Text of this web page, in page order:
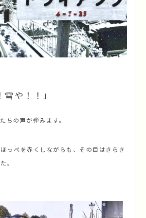
雪や！！」
ちの声が弾みます。
っぺを赤くしながらも、その目はきらき
。